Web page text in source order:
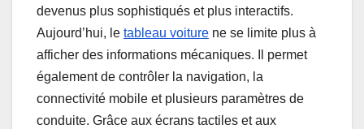
devenus plus sophistiqués et plus interactifs.
Aujourd’hui, le tableau voiture ne se limite plus à
afficher des informations mécaniques. Il permet
également de contrôler la navigation, la
connectivité mobile et plusieurs paramètres de
conduite. Grâce aux écrans tactiles et aux